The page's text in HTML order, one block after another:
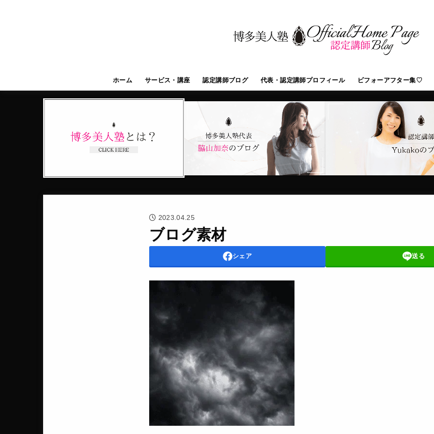
ホーム サービス・講座 認定講師ブログ 代表・認定講師プロフィール ビフォーアフター集♡
2023.04.25
ブログ素材
シェア 送る